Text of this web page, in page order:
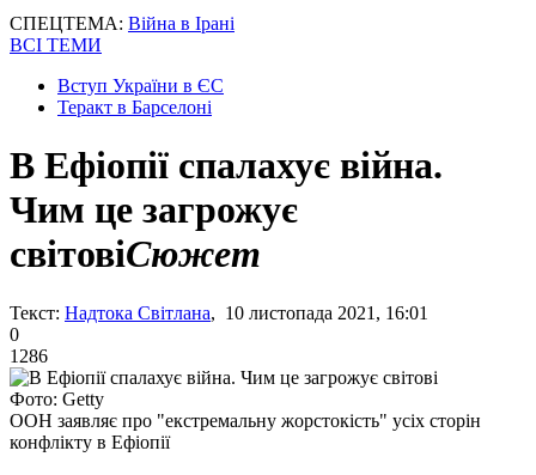
СПЕЦТЕМА: Війна в Ірані
ВСІ ТЕМИ
Вступ України в ЄС
Теракт в Барселоні
В Ефіопії спалахує війна.
Чим це загрожує
світовіСюжет
Текст: Надтока Світлана, 10 листопада 2021, 16:01
0
1286
Фото: Getty
ООН заявляє про "екстремальну жорстокість" усіх сторін
конфлікту в Ефіопії